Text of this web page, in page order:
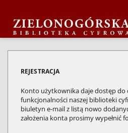
REJESTRACJA
Konto użytkownika daje dostęp
funkcjonalności naszej biblioteki
biuletyn e-mail z listą nowo
założenia konta prosimy wypełnić